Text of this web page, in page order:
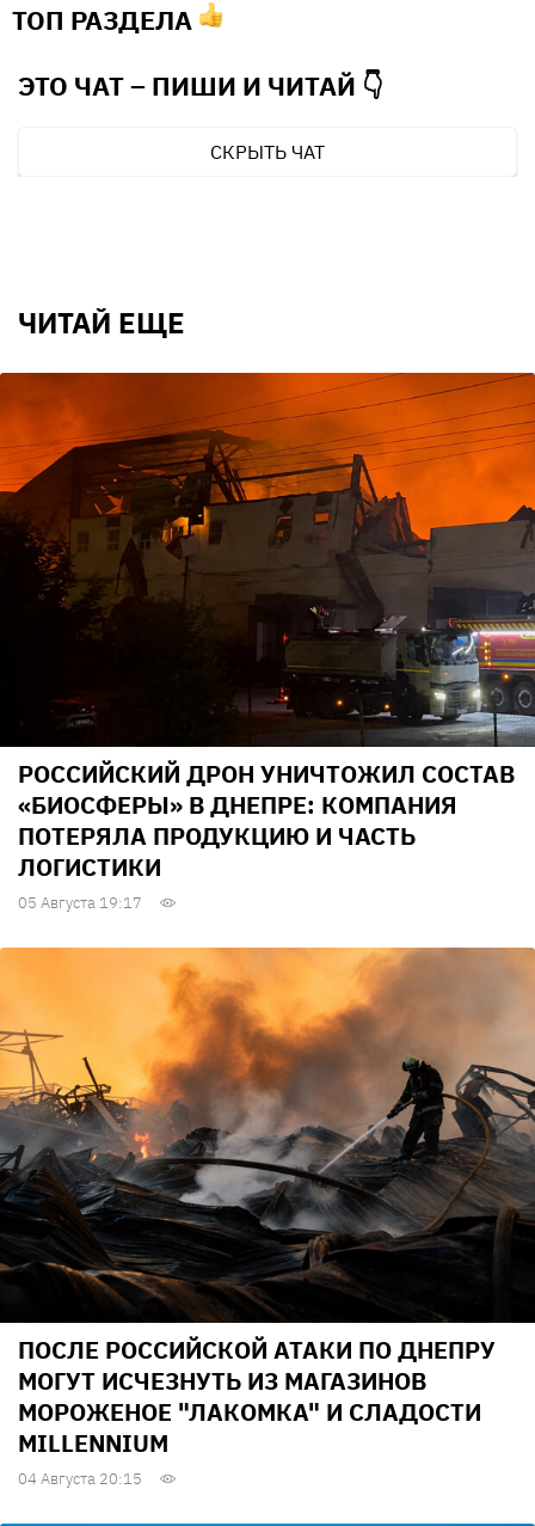
ТОП РАЗДЕЛА
ЭТО ЧАТ – ПИШИ И ЧИТАЙ 👇
СКРЫТЬ ЧАТ
ЧИТАЙ ЕЩЕ
РОССИЙСКИЙ ДРОН УНИЧТОЖИЛ СОСТАВ
«БИОСФЕРЫ» В ДНЕПРЕ: КОМПАНИЯ
ПОТЕРЯЛА ПРОДУКЦИЮ И ЧАСТЬ
ЛОГИСТИКИ
05 Августа 19:17
ПОСЛЕ РОССИЙСКОЙ АТАКИ ПО ДНЕПРУ
МОГУТ ИСЧЕЗНУТЬ ИЗ МАГАЗИНОВ
МОРОЖЕНОЕ "ЛАКОМКА" И СЛАДОСТИ
MILLENNIUM
04 Августа 20:15